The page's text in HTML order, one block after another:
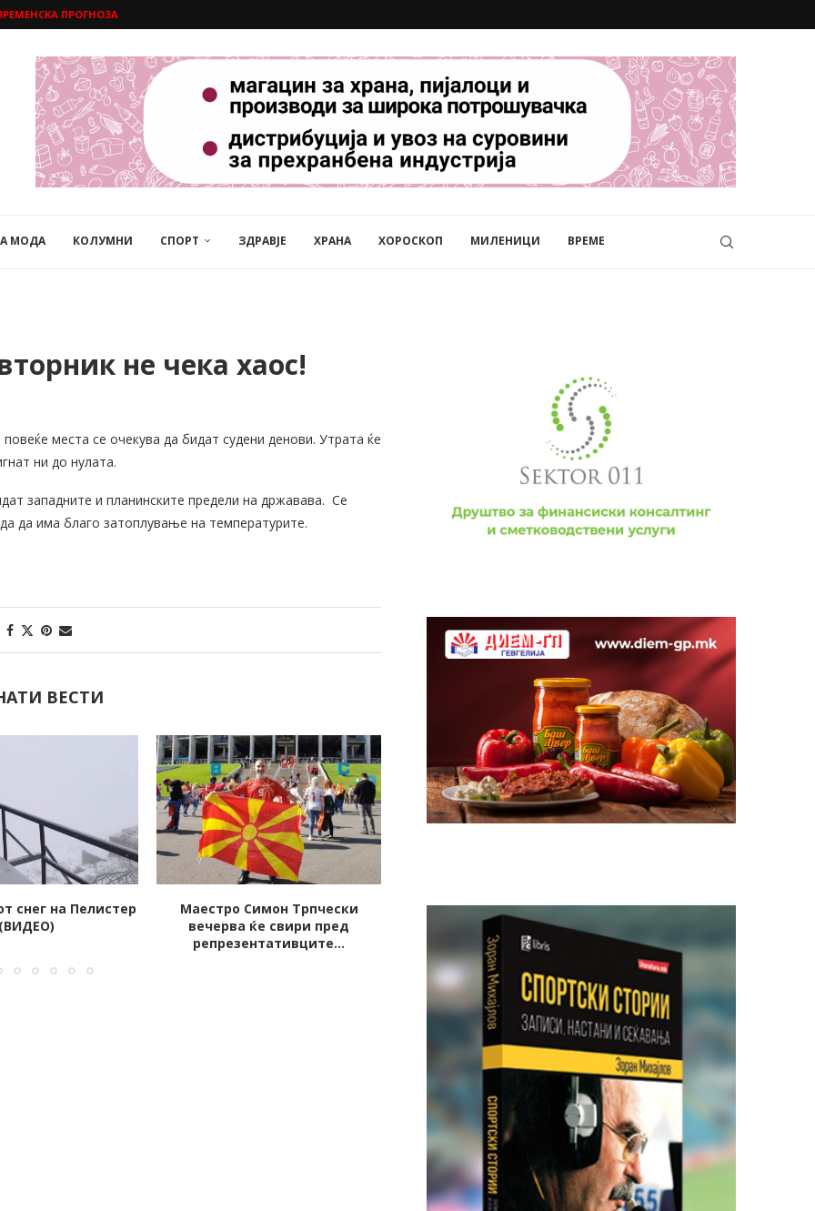
ПРОГНОЗА
МОДА КОЛУМНИ СПОРТ ЗДРАВЈЕ ХРАНА ХОРОСКОП МИЛЕНИЦИ ВРЕМЕ
не чека хаос!
места се очекува да бидат судени денови. Утрата ќе
ни до нулата.
западните и планинските предели на државава. Се
да има благо затоплување на температурите.
ВЕСТИ
Трпчески
ќе свири пред
Истечените пасоши ќе важат
до крајот на оваа...
Пристигнаа вакцините од
Грција
Почна делењето
српските...